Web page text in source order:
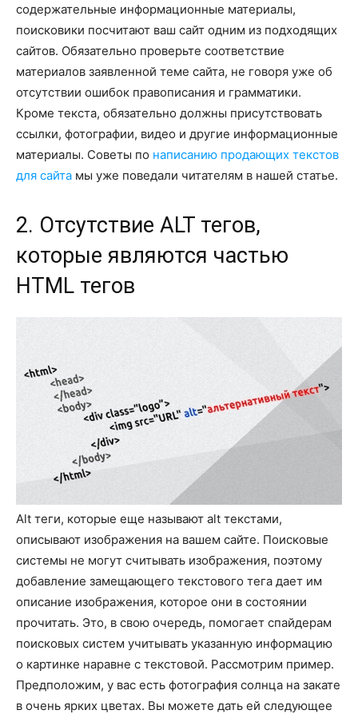
содержательные информационные материалы,
поисковики посчитают ваш сайт одним из подходящих
сайтов. Обязательно проверьте соответствие
материалов заявленной теме сайта, не говоря уже об
отсутствии ошибок правописания и грамматики.
Кроме текста, обязательно должны присутствовать
ссылки, фотографии, видео и другие информационные
материалы. Советы по написанию продающих текстов
для сайта мы уже поведали читателям в нашей статье.
2. Отсутствие ALT тегов,
которые являются частью
HTML тегов
Alt теги, которые еще называют alt текстами,
описывают изображения на вашем сайте. Поисковые
системы не могут считывать изображения, поэтому
добавление замещающего текстового тега дает им
описание изображения, которое они в состоянии
прочитать. Это, в свою очередь, помогает спайдерам
поисковых систем учитывать указанную информацию
о картинке наравне с текстовой. Рассмотрим пример.
Предположим, у вас есть фотография солнца на закате
в очень ярких цветах. Вы можете дать ей следующее